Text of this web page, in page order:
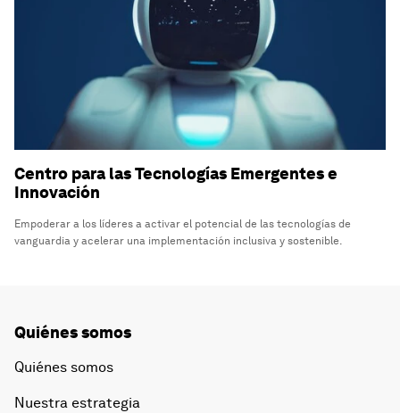
Centro para las Tecnologías Emergentes e
Innovación
Empoderar a los líderes a activar el potencial de las tecnologías de
vanguardia y acelerar una implementación inclusiva y sostenible.
Quiénes somos
Quiénes somos
Nuestra estrategia